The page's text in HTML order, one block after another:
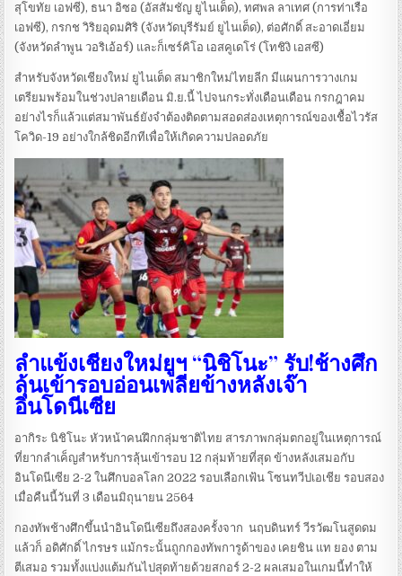
สุโขทัย เอฟซี), ธนา อิซอ (อัสสัมชัญ ยูไนเต็ด), ทศพล ลาเทศ (การท่าเรือ
เอฟซี), กรกช วิริยอุดมศิริ (จังหวัดบุรีรัมย์ ยูไนเต็ด), ต่อศักดิ์ สะอาดเอี่ยม
(จังหวัดลำพูน วอริเอ้อร์) และก็เซร์คิโอ เอสคูเดโร่ (โทชิงิ เอสซี)
สำหรับจังหวัดเชียงใหม่ ยูไนเต็ด สมาชิกใหม่ไทยลีก มีแผนการวางเกม
เตรียมพร้อมในช่วงปลายเดือน มิ.ย.นี้ ไปจนกระทั่งเดือนเดือน กรกฎาคม
อย่างไรก็แล้วแต่สมาพันธ์ยังจำต้องติดตามสอดส่องเหตุการณ์ของเชื้อไวรัส
โควิด-19 อย่างใกล้ชิดอีกทีเพื่อให้เกิดความปลอดภัย
ลำแข้งเชียงใหม่ยูฯ “นิชิโนะ” รับ!ช้างศึก
ลุ้นเข้ารอบอ่อนเพลียข้างหลังเจ๊า
อินโดนีเซีย
อากิระ นิชิโนะ หัวหน้าคนฝึกกลุ่มชาติไทย สารภาพกลุ่มตกอยู่ในเหตุการณ์
ที่ยากลำเค็ญสำหรับการลุ้นเข้ารอบ 12 กลุ่มท้ายที่สุด ข้างหลังเสมอกับ
อินโดนีเซีย 2-2 ในศึกบอลโลก 2022 รอบเลือกเฟ้น โซนทวีปเอเชีย รอบสอง
เมื่อคืนนี้วันที่ 3 เดือนมิถุนายน 2564
กองทัพช้างศึกขึ้นนำอินโดนีเซียถึงสองครั้งจาก นฤบดินทร์ วีรวัฒโนสูดดม
แล้วก็ อดิศักดิ์ ไกรษร แม้กระนั้นถูกกองทัพการูด้าของ เคยชิน แท ยอง ตาม
ตีเสมอ รวมทั้งแบ่งแต้มกันไปสุดท้ายด้วยสกอร์ 2-2 ผลเสมอในเกมนี้ทำให้